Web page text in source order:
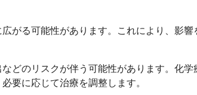
がる可能性があります。これにより、影
どのリスクが伴う可能性があります。化
要に応じて治療を調整します。